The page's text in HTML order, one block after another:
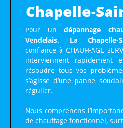
Chapelle-
Pour un dépannage
Vendelais, La Chapelle-
confiance à CHAUFFAGE
interviennent rapidement
résoudre tous vos
s’agisse d’une panne
régulier.
Nous comprenons
de chauffage fonctionnel,